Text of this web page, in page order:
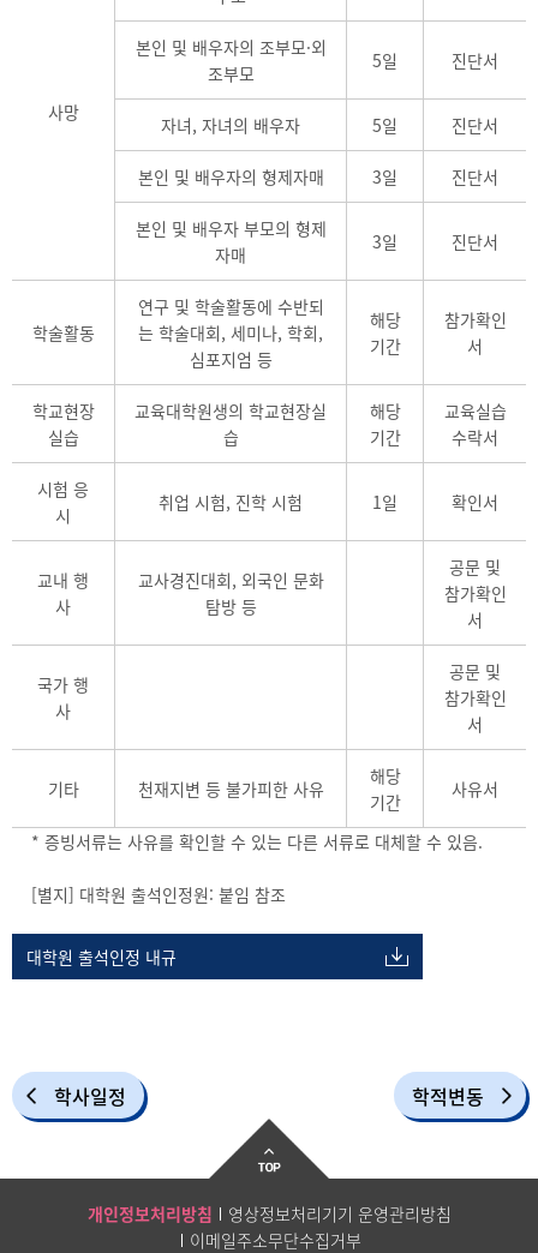
사망
본인 및 배우자의 조부모·외
조부모
5일 진단서
자녀, 자녀의 배우자 5일 진단서
본인 및 배우자의 형제자매 3일 진단서
본인 및 배우자 부모의 형제
자매
3일 진단서
학술활동
연구 및 학술활동에 수반되
는 학술대회, 세미나, 학회,
심포지엄 등
해당
기간
참가확인
서
학교현장
실습
교육대학원생의 학교현장실
습
해당
기간
교육실습
수락서
시험 응
시
취업 시험, 진학 시험 1일 확인서
교내 행
사
교사경진대회, 외국인 문화
탐방 등
공문 및
참가확인
서
국가 행
사
공문 및
참가확인
서
기타 천재지변 등 불가피한 사유
해당
기간
사유서
* 증빙서류는 사유를 확인할 수 있는 다른 서류로 대체할 수 있음.
[별지] 대학원 출석인정원: 붙임 참조
대학원 출석인정 내규
학사일정 학적변동
개인정보처리방침
영상정보처리기기 운영관리방침
이메일주소무단수집거부